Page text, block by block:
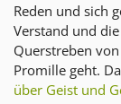
Reden und sich
Verstand und
Querstreben
Promille geht.
über Geist und